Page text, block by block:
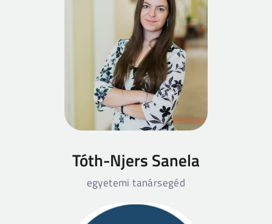
Tóth-Njers Sanela
egyetemi tanársegéd